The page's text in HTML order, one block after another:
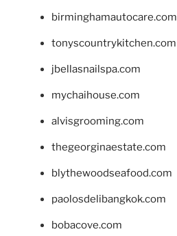
birminghamautocare.com
tonyscountrykitchen.com
jbellasnailspa.com
mychaihouse.com
alvisgrooming.com
thegeorginaestate.com
blythewoodseafood.com
paolosdelibangkok.com
bobacove.com